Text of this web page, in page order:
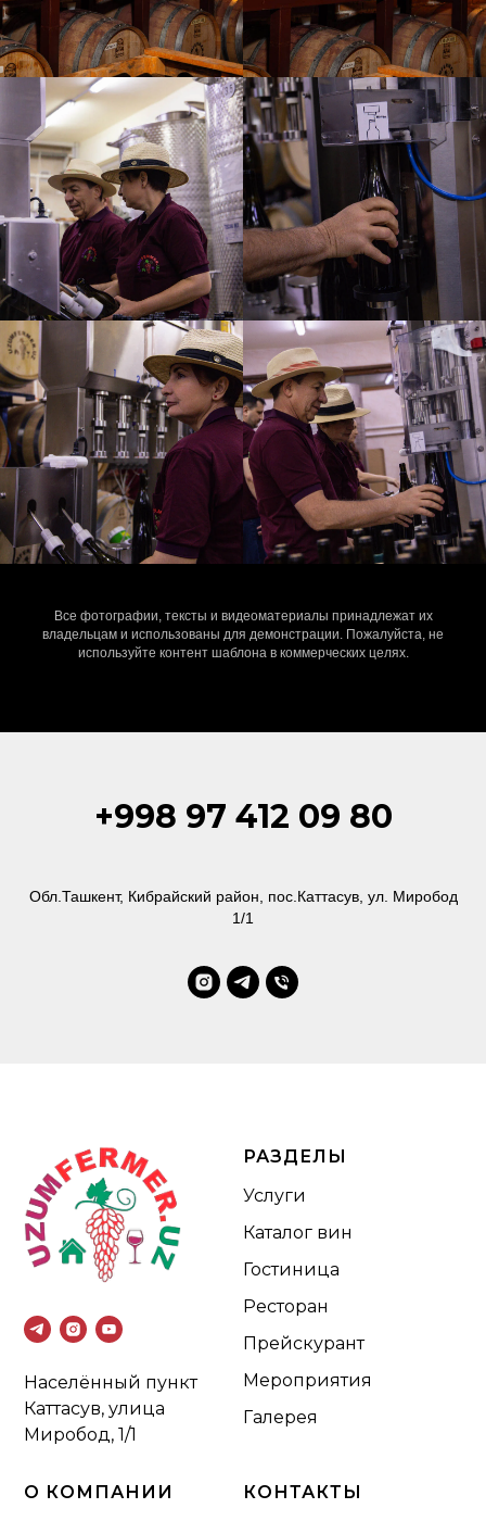
Все фотографии, тексты и видеоматериалы принадлежат их
владельцам и использованы для демонстрации. Пожалуйста, не
используйте контент шаблона в коммерческих целях.
+998 97 412 09 80
Обл.Ташкент, Кибрайский район, пос.Каттасув, ул. Миробод
1/1
Населённый пункт
Каттасув, улица
Миробод, 1/1
РАЗДЕЛЫ
Услуги
Каталог вин
Гостиница
Ресторан
Прейскурант
Мероприятия
Галерея
О КОМПАНИИ
КОНТАКТЫ